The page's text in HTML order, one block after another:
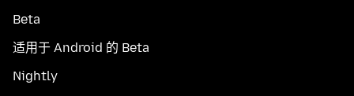
Beta
适用于 Android 的 Beta
Nightly